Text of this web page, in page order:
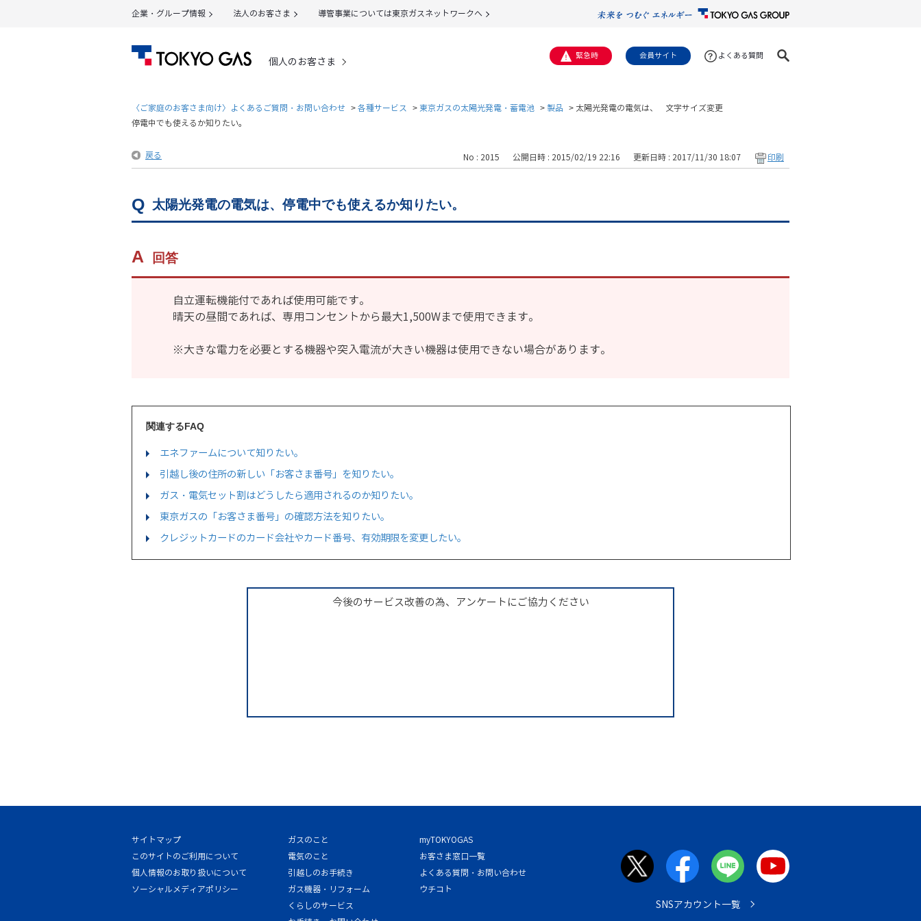
企業・グループ情報 法人のお客さま 導管事業については東京ガスネットワークへ
個人のお客さま 緊急時 会員サイト よくある質問
文字サイズ変更
〈ご家庭のお客さま向け〉よくあるご質問・お問い合わせ >各種サービス >東京ガスの太陽光発電・蓄電池 > 製品 > 太陽光発電の電気は、
停電中でも使えるか知りたい。
戻る No : 2015 公開日時 : 2015/02/19 22:16 更新日時 : 2017/11/30 18:07 印刷
太陽光発電の電気は、停電中でも使えるか知りたい。
回答
自立運転機能付であれば使用可能です。
晴天の昼間であれば、専用コンセントから最大1,500Wまで使用できます。
※大きな電力を必要とする機器や突入電流が大きい機器は使用できない場合があります。
関連するFAQ
エネファームについて知りたい。
引越し後の住所の新しい「お客さま番号」を知りたい。
ガス・電気セット割はどうしたら適用されるのか知りたい。
東京ガスの「お客さま番号」の確認方法を知りたい。
クレジットカードのカード会社やカード番号、有効期限を変更したい。
今後のサービス改善の為、アンケートにご協力ください
サイトマップ
このサイトのご利用について
個人情報のお取り扱いについて
ソーシャルメディアポリシー
ガスのこと
電気のこと
引越しのお手続き
ガス機器・リフォーム
くらしのサービス
myTOKYOGAS
お客さま窓口一覧
よくある質問・お問い合わせ
ウチコト
SNSアカウント一覧